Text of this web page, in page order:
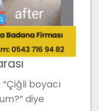
boyacı
diye